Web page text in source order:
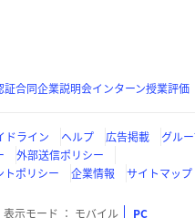
証合同企業説明会インターン授業評価
ドライン ヘルプ 広告掲載
グル
外部送信ポリシー
トポリシー
企業情報 サイトマップ
表示モード モバイル PC